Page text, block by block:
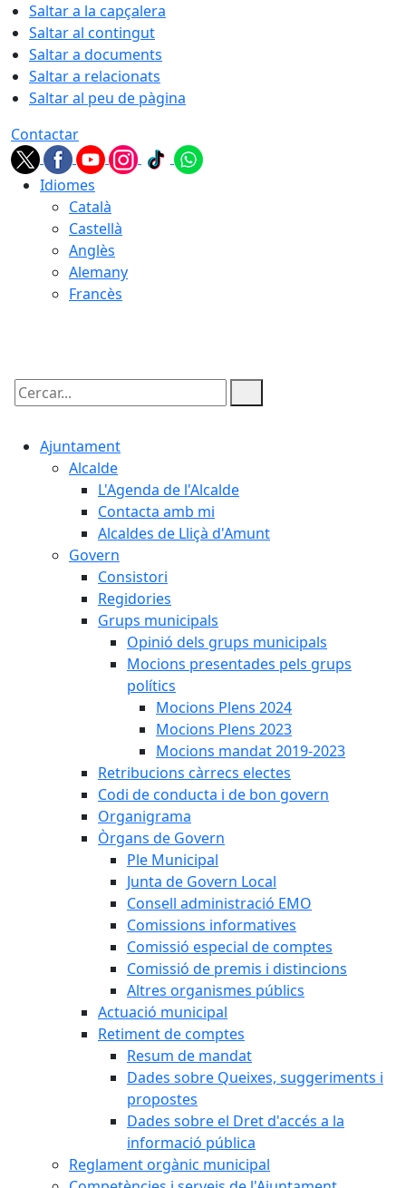
Saltar a la capçalera
Saltar al contingut
Saltar a documents
Saltar a relacionats
Saltar al peu de pàgina
Contactar
Idiomes
Català
Castellà
Anglès
Alemany
Francès
Cercar:
Ajuntament
Alcalde
L'Agenda de l'Alcalde
Contacta amb mi
Alcaldes de Lliçà d'Amunt
Govern
Consistori
Regidories
Grups municipals
Opinió dels grups municipals
Mocions presentades pels grups
polítics
Mocions Plens 2024
Mocions Plens 2023
Mocions mandat 2019-2023
Retribucions càrrecs electes
Codi de conducta i de bon govern
Organigrama
Òrgans de Govern
Ple Municipal
Junta de Govern Local
Consell administració EMO
Comissions informatives
Comissió especial de comptes
Comissió de premis i distincions
Altres organismes públics
Actuació municipal
Retiment de comptes
Resum de mandat
Dades sobre Queixes, suggeriments i
propostes
Dades sobre el Dret d'accés a la
informació pública
Reglament orgànic municipal